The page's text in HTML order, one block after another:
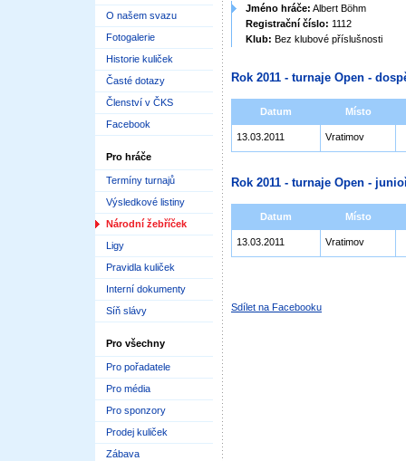
O našem svazu
Fotogalerie
Historie kuliček
Časté dotazy
Členství v ČKS
Facebook
Pro hráče
Termíny turnajů
Výsledkové listiny
Národní žebříček
Ligy
Pravidla kuliček
Interní dokumenty
Síň slávy
Pro všechny
Pro pořadatele
Pro média
Pro sponzory
Prodej kuliček
Zábava
Jméno hráče: Albert Böhm
Registrační číslo: 1112
Klub: Bez klubové příslušnosti
Rok 2011 - turnaje Open -
Datum Místo
13.03.2011 Vratimov
Rok 2011 - turnaje Open -
Datum Místo
13.03.2011 Vratimov
Sdílet na Facebooku